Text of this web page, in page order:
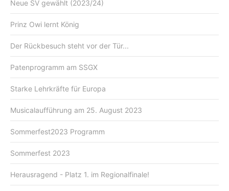
Neue SV gewählt (2023/24)
Prinz Owi lernt König
Der Rückbesuch steht vor der Tür...
Patenprogramm am SSGX
Starke Lehrkräfte für Europa
Musicalaufführung am 25. August 2023
Sommerfest2023 Programm
Sommerfest 2023
Herausragend - Platz 1. im Regionalfinale!